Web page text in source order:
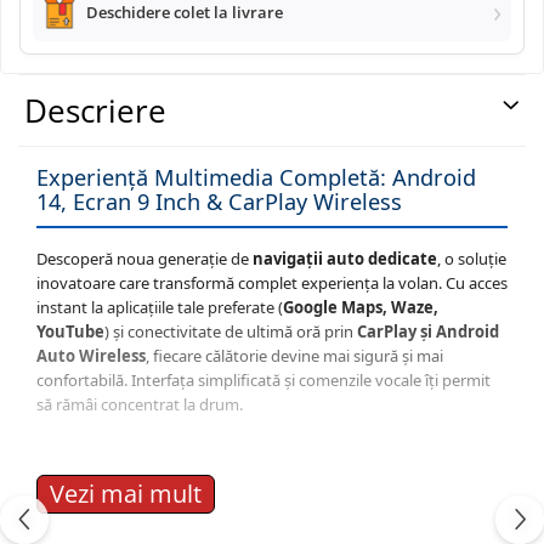
Navigatii Land Rover
Navigatii Iveco
Navigatii Chrysler
Deschidere colet la livrare
Descriere
Experiență Multimedia Completă: Android
14, Ecran 9 Inch & CarPlay Wireless
Descoperă noua generație de navigații auto dedicate, o soluție
inovatoare care transformă complet experiența la volan. Cu acces
instant la aplicațiile tale preferate (Google Maps, Waze,
YouTube) și conectivitate de ultimă oră prin CarPlay și Android
Auto Wireless, fiecare călătorie devine mai sigură și mai
confortabilă. Interfața simplificată și comenzile vocale îți permit
să rămâi concentrat la drum.
🖥️ Interfață Intuitivă și Modernă
Vezi mai mult